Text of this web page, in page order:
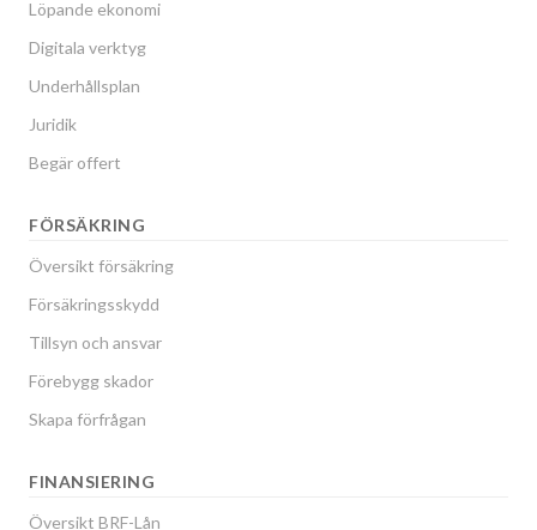
Löpande ekonomi
Digitala verktyg
Underhållsplan
Juridik
Begär offert
FÖRSÄKRING
Översikt försäkring
Försäkringsskydd
Tillsyn och ansvar
Förebygg skador
Skapa förfrågan
FINANSIERING
Översikt BRF-Lån